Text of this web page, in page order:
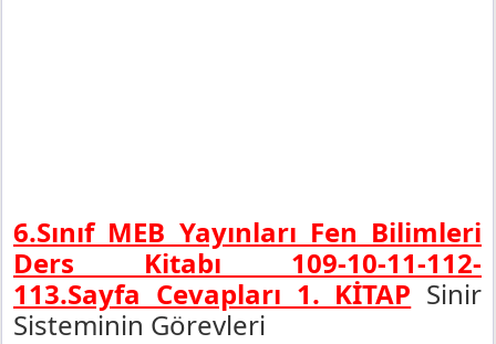
6.Sınıf MEB Yayınları Fen Bilimleri
Ders Kitabı 109-10-11-112-
113.Sayfa Cevapları 1. KİTAP Sinir
Sisteminin Görevleri